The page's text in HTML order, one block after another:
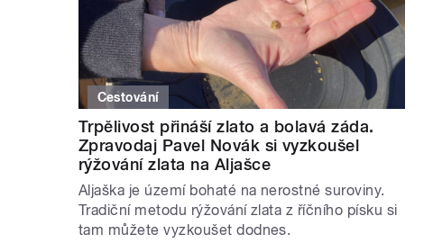
Cestování
Trpělivost přináší zlato a bolavá záda.
Zpravodaj Pavel Novák si vyzkoušel
rýžování zlata na Aljašce
Aljaška je území bohaté na nerostné suroviny.
Tradiční metodu rýžování zlata z říčního písku si
tam můžete vyzkoušet dodnes.